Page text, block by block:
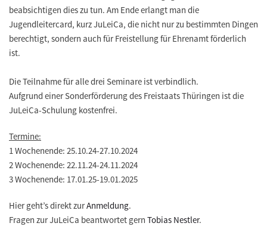
beabsichtigen dies zu tun. Am Ende erlangt man die
Jugendleitercard, kurz JuLeiCa, die nicht nur zu bestimmten Dingen
berechtigt, sondern auch für Freistellung für Ehrenamt förderlich
ist.
Die Teilnahme für alle drei Seminare ist verbindlich.
Aufgrund einer Sonderförderung des Freistaats Thüringen ist die
JuLeiCa-Schulung kostenfrei.
Termine:
1 Wochenende: 25.10.24-27.10.2024
2 Wochenende: 22.11.24-24.11.2024
3 Wochenende: 17.01.25-19.01.2025
Hier geht’s direkt zurAnmeldung.
Fragen zur JuLeiCa beantwortet gern Tobias Nestler.